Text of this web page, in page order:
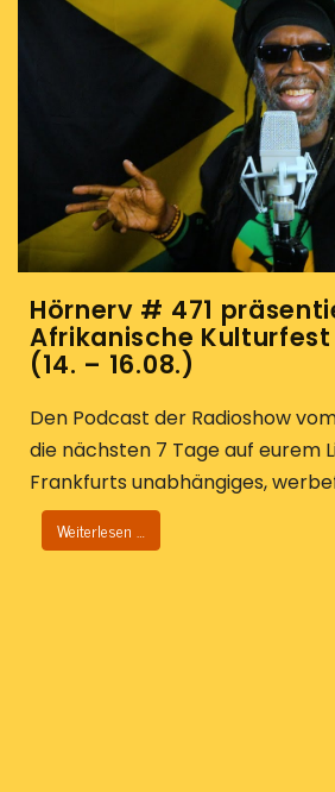
Hörnerv # 471
Afrikanische
(14. – 16.08.)
Den Podcast der Radioshow
die nächsten 7 Tage auf eurem
Frankfurts unabhängiges,
Weiterlesen …